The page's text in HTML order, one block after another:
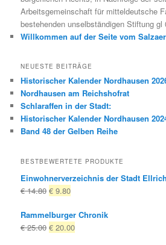
Arbeitsgemeinschaft für mitteldeutsche
bestehenden unselbständigen Stiftung gl
Willkommen auf der Seite vom
NEUESTE BEITRÄGE
Historischer Kalender Nordhausen
Nordhausen am Reichshofrat
Schlaraffen in der Stadt:
Historischer Kalender Nordhausen
Band 48 der Gelben Reihe
BESTBEWERTETE PRODUKTE
Einwohnerverzeichnis der Stadt Ellrich
€14.80 Ursprünglicher
war:
€ 14.80
€ 9.80Aktueller
ist:
€ 9.80.
Rammelburger Chronik
€25.00 Ursprünglicher
€ 20.00Aktueller